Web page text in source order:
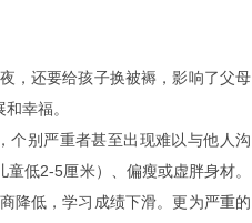
，还要给孩子换被褥，影响了父母
幸福。
别严重者甚至出现难以与他人沟
低2-5厘米）、偏瘦或虚胖身材。
降低，学习成绩下滑。更为严重的